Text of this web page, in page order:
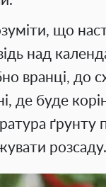
що
над
вранці, до
де буде
ґрунту
розсаду.